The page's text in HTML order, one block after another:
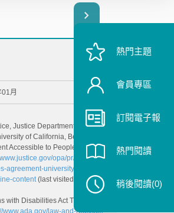
月
Justice Department Secures
of California, Berkeley to
Accessible to People with
opa/pr/justice-
agreement-university-california-
content(last visited Dec. 8,
with Disabilities Act Title II
www.ada.gov/law-and-regs/title-
熱門主題
會員專區
訂閱電子報
熱門閱讀
稍後閱讀(0)